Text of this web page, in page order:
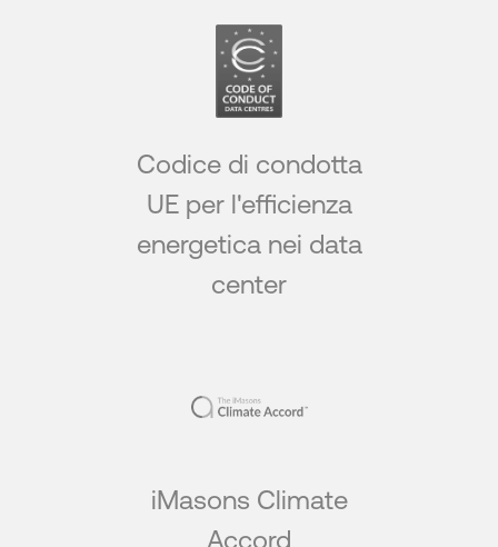
Codice di condotta
UE per l'efficienza
energetica nei data
center
iMasons Climate
Accord